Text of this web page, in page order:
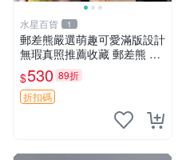
水星百貨 1
郵差熊嚴選萌趣可愛滿版設計
無瑕真照推薦收藏 郵差熊 熊
抱枕 紅薯啵啵間
$530 89折
折扣碼